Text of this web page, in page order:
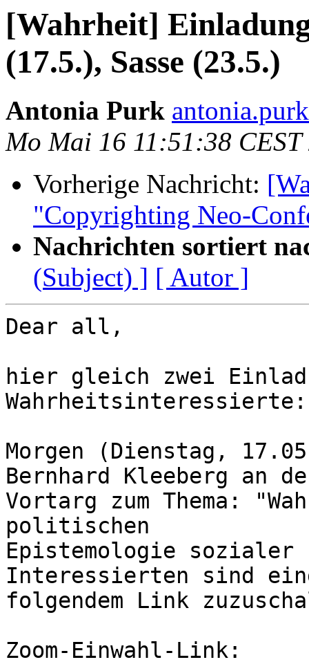
[Wahrheit]
(17.5.), Sasse (23.5.)
Antonia Purk
Mo Mai 16 11:51:38 CEST
Vorherige Nachricht:
"Copyrighting Neo-
Nachrichten sortiert
(Subject) ] [ Autor ]
Dear all,
hier gleich zwei
Wahrheitsinteressierte:
Morgen (Dienstag,
Bernhard Kleeberg an
Vortarg zum Thema:
politischen
Epistemologie
Interessierten sind
folgendem Link